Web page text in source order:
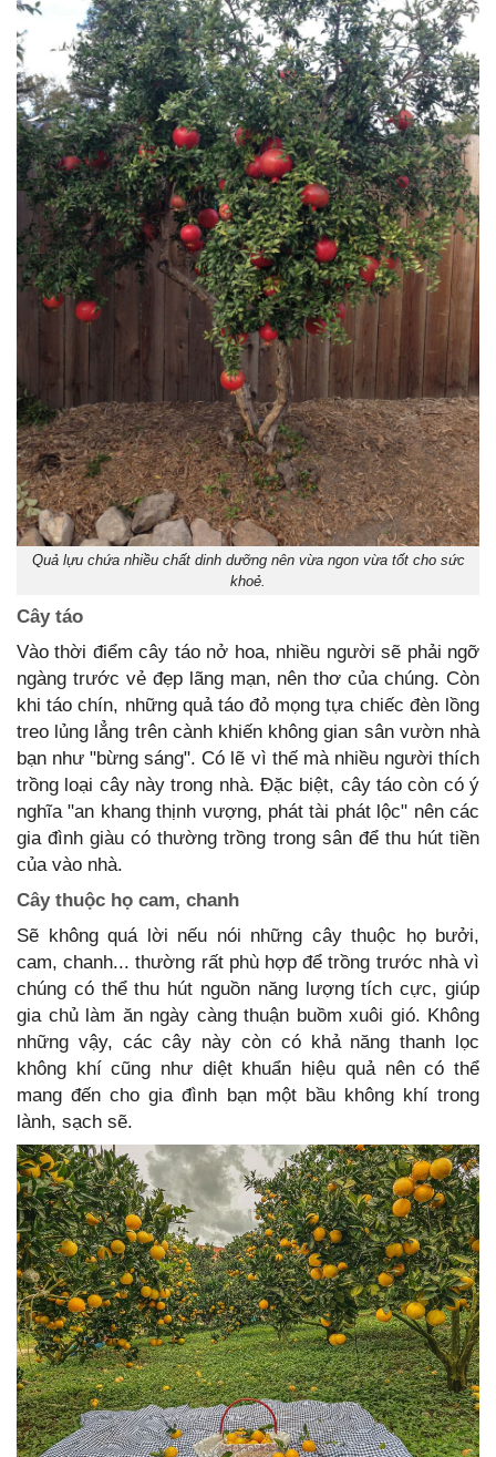
Quả lựu chứa nhiều chất dinh dưỡng nên vừa ngon vừa tốt cho sức
khoẻ.
Cây táo
Vào thời điểm cây táo nở hoa, nhiều người sẽ phải ngỡ
ngàng trước vẻ đẹp lãng mạn, nên thơ của chúng. Còn
khi táo chín, những quả táo đỏ mọng tựa chiếc đèn lồng
treo lủng lẳng trên cành khiến không gian sân vườn nhà
bạn như "bừng sáng". Có lẽ vì thế mà nhiều người thích
trồng loại cây này trong nhà. Đặc biệt, cây táo còn có ý
nghĩa "an khang thịnh vượng, phát tài phát lộc" nên các
gia đình giàu có thường trồng trong sân để thu hút tiền
của vào nhà.
Cây thuộc họ cam, chanh
Sẽ không quá lời nếu nói những cây thuộc họ bưởi,
cam, chanh... thường rất phù hợp để trồng trước nhà vì
chúng có thể thu hút nguồn năng lượng tích cực, giúp
gia chủ làm ăn ngày càng thuận buồm xuôi gió. Không
những vậy, các cây này còn có khả năng thanh lọc
không khí cũng như diệt khuẩn hiệu quả nên có thể
mang đến cho gia đình bạn một bầu không khí trong
lành, sạch sẽ.